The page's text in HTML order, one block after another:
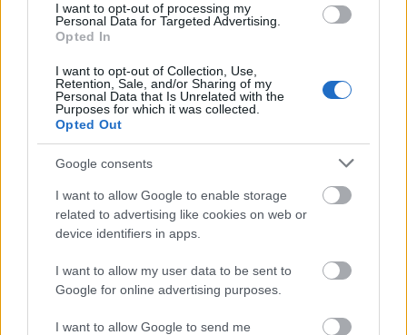
I want to opt-out of processing my
Personal Data for Targeted Advertising.
Opted In
I want to opt-out of Collection, Use,
Retention, Sale, and/or Sharing of my
Personal Data that Is Unrelated with the
Purposes for which it was collected.
Opted Out
Google consents
I want to allow Google to enable storage
related to advertising like cookies on web or
device identifiers in apps.
I want to allow my user data to be sent to
Google for online advertising purposes.
I want to allow Google to send me
"Isten képes kárpótolni téged azzal, hogy mindent
megad neked, amire szükséged van, és még annál is
többet, hogy ne csak a saját ...